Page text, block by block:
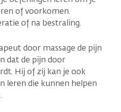
of voorkomen.
of na bestraling.
door massage de pijn
dat de pijn door
Hij of zij kan je ook
leren die kunnen helpen